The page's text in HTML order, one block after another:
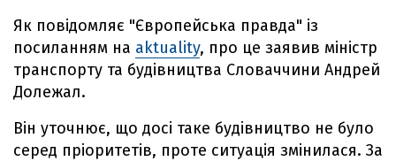
Як повідомляє "Європейська правда" із
посиланням на aktuality, про це заявив міністр
транспорту та будівництва Словаччини Андрей
Долежал.
Він уточнює, що досі таке будівництво не було
серед пріоритетів, проте ситуація змінилася. За